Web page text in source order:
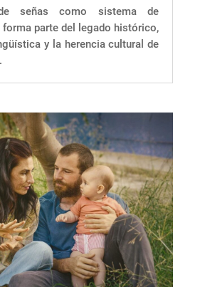
señas como sistema de
parte del legado histórico,
y la herencia cultural de